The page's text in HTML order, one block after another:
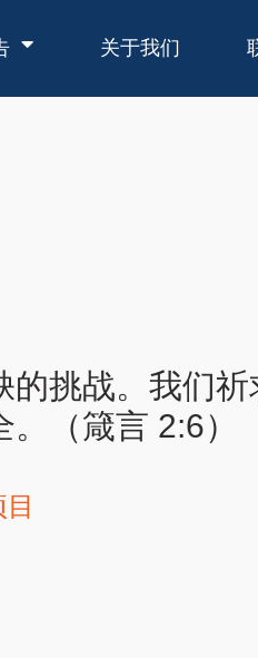
关于我们
挑战。我们
（箴言 2:6）